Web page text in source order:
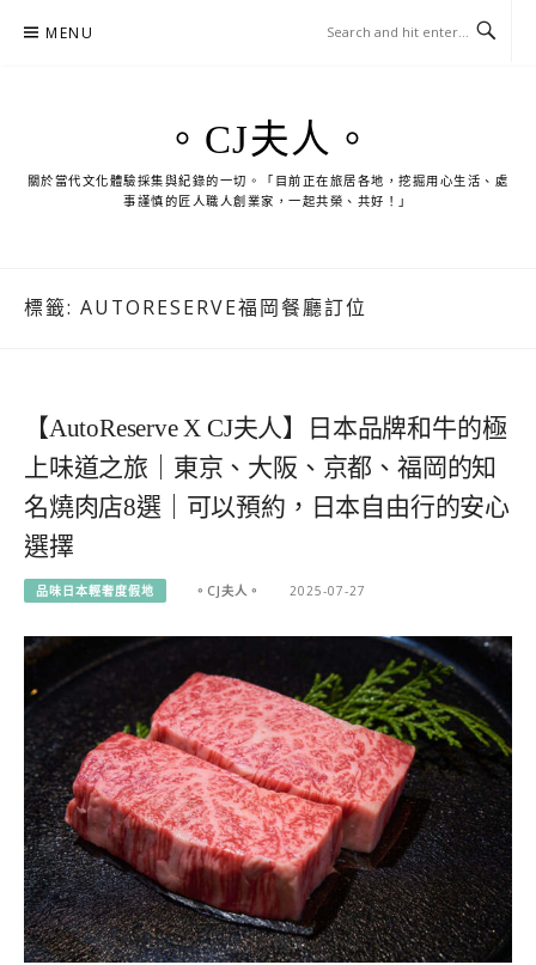
MENU
。CJ夫人。
關於當代文化體驗採集與紀錄的一切。「目前正在旅居各地，挖掘用心生活、處
事謹慎的匠人職人創業家，一起共榮、共好！」
標籤: AUTORESERVE福岡餐廳訂位
【AutoReserve X CJ夫人】日本品牌和牛的極
上味道之旅｜東京、大阪、京都、福岡的知
名燒肉店8選｜可以預約，日本自由行的安心
選擇
品味日本輕奢度假地 。CJ夫人。 2025-07-27